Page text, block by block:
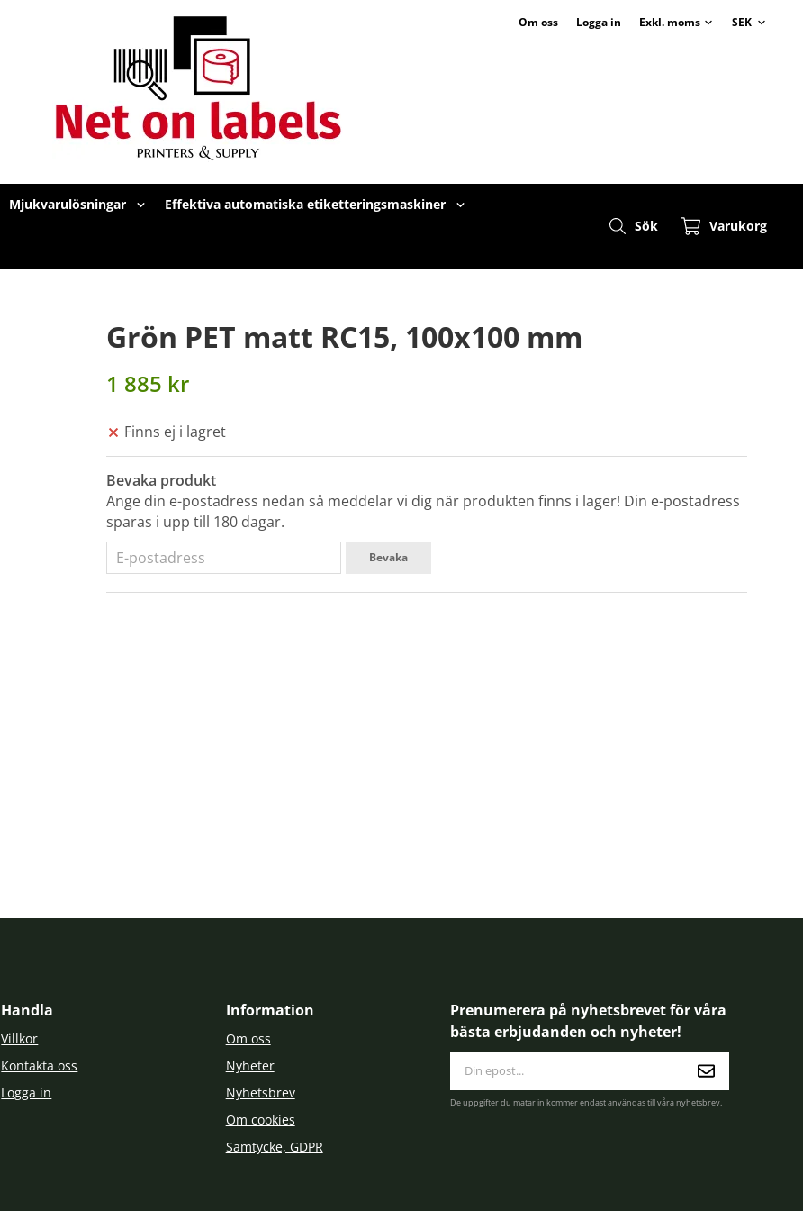
Om oss Logga in
Mjukvarulösningar Effektiva automatiska etiketteringsmaskiner
Sök Varukorg
Grön PET matt RC15, 100x100 mm
1 885 kr
Finns ej i lagret
Bevaka produkt
Ange din e-postadress nedan så meddelar vi dig när produkten finns i lager! Din e-postadress
sparas i upp till 180 dagar.
Bevaka
Handla
Villkor
Kontakta oss
Logga in
Information
Om oss
Nyheter
Nyhetsbrev
Om cookies
Samtycke, GDPR
Prenumerera på nyhetsbrevet för våra
bästa erbjudanden och nyheter!
postadress
De uppgifter du matar in kommer endast användas till våra nyhetsbrev.